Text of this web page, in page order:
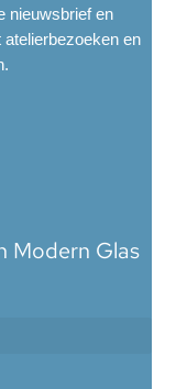
nieuwsbrief en
en
Modern Glas